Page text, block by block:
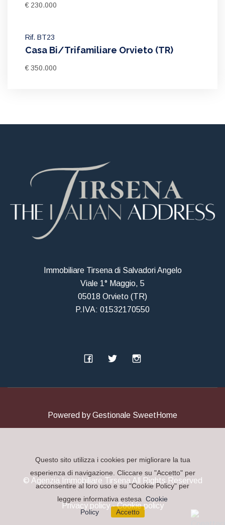
€ 230.000
Rif. BT23
Casa Bi/Trifamiliare Orvieto (TR)
€ 350.000
Immobiliare Tirsena di Salvadori Angelo
Viale 1° Maggio, 5
05018 Orvieto (TR)
P.IVA: 01532170550
Powered byGestionale SweetHome
© Agenzia Immobiliare Tirsena All Rights Reserved
Privacy policy-Cookie policy
Questo sito utilizza i cookies per migliorare la tua
esperienza di navigazione. Cliccare su "Accetto" per
acconsentire al loro uso e su "Cookie Policy" per
leggere informativa estesa Cookie
Policy
Accetto